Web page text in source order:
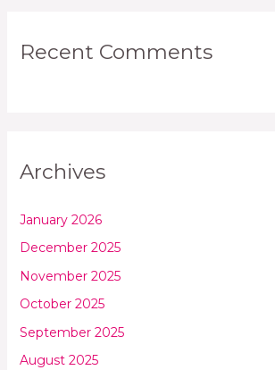
Recent Comments
Archives
January 2026
December 2025
November 2025
October 2025
September 2025
August 2025